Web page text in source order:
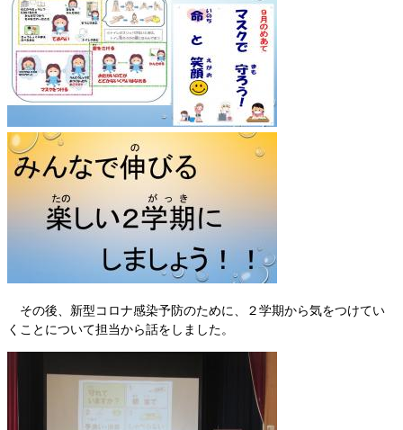
その後、新型コロナ感染予防のために、２学期から気をつけてい
くことについて担当から話をしました。